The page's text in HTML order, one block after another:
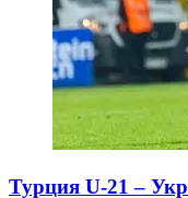
Турция U-21 –